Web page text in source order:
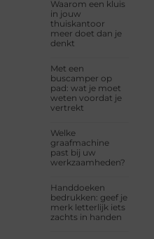
Waarom een kluis
in jouw
thuiskantoor
meer doet dan je
denkt
Met een
buscamper op
pad: wat je moet
weten voordat je
vertrekt
Welke
graafmachine
past bij uw
werkzaamheden?
Handdoeken
bedrukken: geef je
merk letterlijk iets
zachts in handen